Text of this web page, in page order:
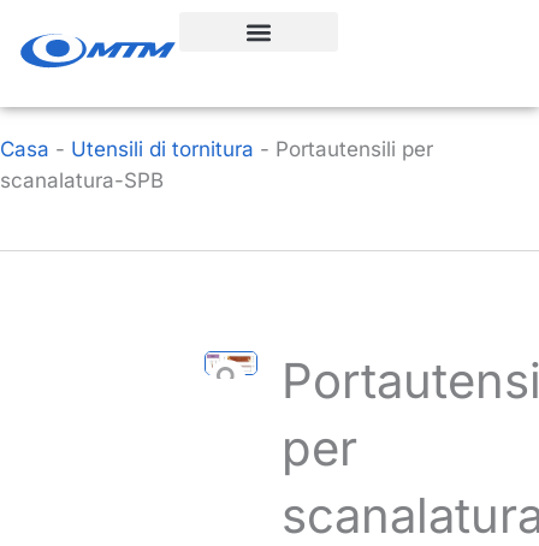
Casa - Utensili di tornitura - Portautensili per
scanalatura-SPB
per